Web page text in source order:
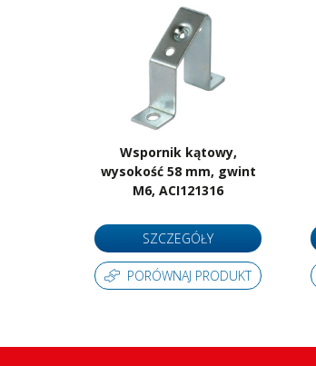
Wspornik kątowy,
wysokość 58 mm, gwint
M6, ACI121316
SZCZEGÓŁY
PORÓWNAJ PRODUKT